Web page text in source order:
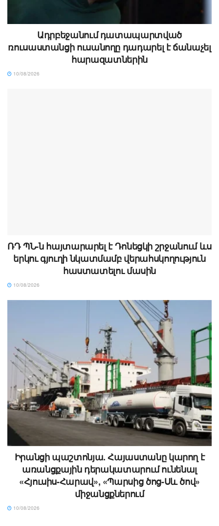
Ադրբեջանում դատապարտված
ռուսաստանցի ուսանողը դադարել է ճանաչել
հարազատներին
10/08/2026
ՌԴ ՊՆ-ն հայտարարել է Դոնեցկի շրջանում ևս
երկու գյուղի նկատմամբ վերահսկողություն
հաստատելու մասին
10/08/2026
Իրանցի պաշտոնյա. Հայաստանը կարող է
առանցքային դերակատարում ունենալ
«Հյուսիս-Հարավ», «Պարսից ծոց-Սև ծով»
միջանցքներում
10/08/2026